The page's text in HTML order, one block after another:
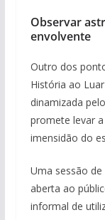
Observar
envolvente
Outro dos
História ao
dinamizada
promete levar
imensidão do
Uma sessão
aberta ao
informal de